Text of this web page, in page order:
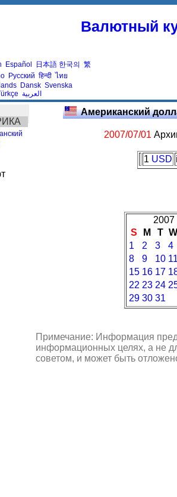
Валютный
Español 日本語 한국의 繁
Русский हिन्दी ไทย
Dansk Svenska
العربية
Американский
2007/07/01
1 USD
2007
S
M T
1
2 3
4
8
9 10
15 16 17
22 23 24
29 30 31
Примечание: Информация
информационных целях, а не
советом, и может быть